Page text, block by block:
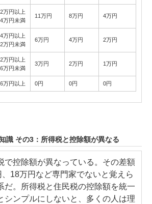
万円以上
万円未満
11万円 8万円 4万円
万円以上
万円未満
6万円 4万円 2万円
万円以上
万円未満
3万円 2万円 1万円
万円以上 0円 0円 0円
識 その3：所得税と控除額が異なる
控除額が異なっている。その差額
18万円など専門家でないと覚えら
だ。所得税と住民税の控除額を統一
シンプルにしないと、多くの人は理